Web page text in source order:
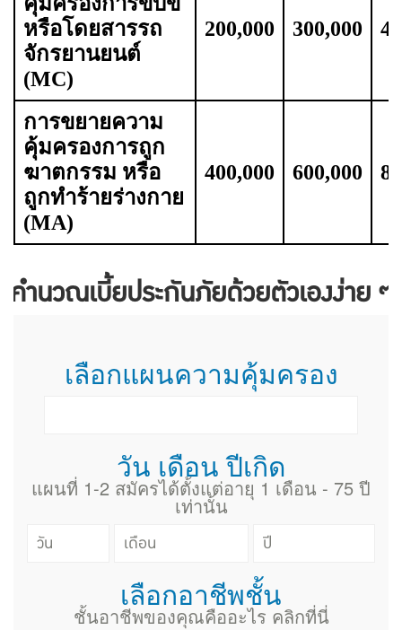
หรือโดยสารรถ
จักรยานยนต์
(MC)
200,000 300,000
การขยายความ
คุ้มครองการถูก
ฆาตกรรม หรือ
ถูกทำร้ายร่างกาย
(MA)
400,000 600,000
คำนวณเบี้ยประกันภัยด้วยตัวเองง่าย ๆ
เลือกแผนความคุ้มครอง
วัน เดือน ปีเกิด
แผนที่ 1-2 สมัครได้ตั้งแต่อายุ 1 เดือน - 75 ปี
เท่านั้น
เลือกอาชีพชั้น
ชั้นอาชีพของคุณคืออะไร คลิกที่นี่